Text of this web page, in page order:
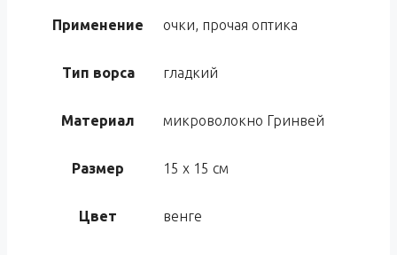
Применение очки, прочая оптика
Тип ворса гладкий
Материал микроволокно Гринвей
Размер 15 х 15 см
Цвет венге